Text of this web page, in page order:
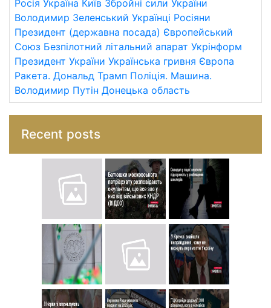
Росія Україна Київ Збройні сили України
Володимир Зеленський Українці Росіяни
Президент (державна посада) Європейський
Союз Безпілотний літальний апарат Укрінформ
Президент України Українська гривня Європа
Ракета. Дональд Трамп Поліція. Машина.
Володимир Путін Донецька область
Recent posts